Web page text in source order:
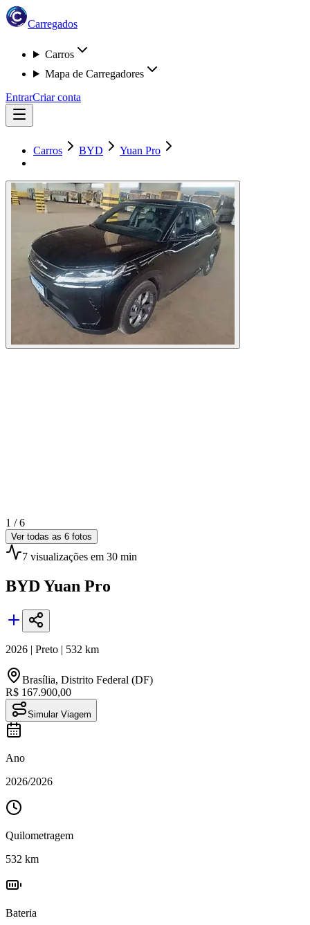
Carregados
Carros
Mapa de Carregadores
EntrarCriar conta
Carros BYD Yuan Pro
1 /6
Ver todas as 6 fotos
7 visualizações em 30 min
BYDYuan Pro
2026 | Preto | 532 km
Brasília, Distrito Federal (DF)
R$ 167.900,00
Simular Viagem
Ano
2026/2026
Quilometragem
532 km
Bateria